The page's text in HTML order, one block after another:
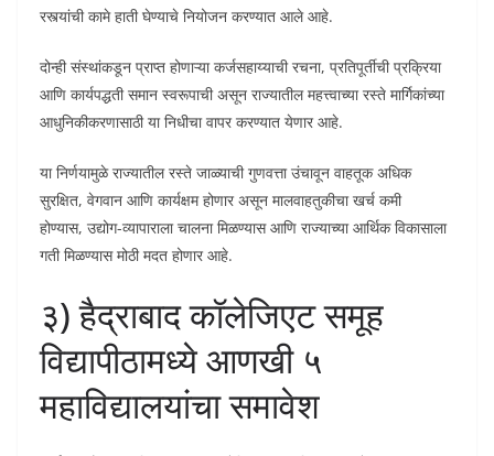
रस्त्यांची कामे हाती घेण्याचे नियोजन करण्यात आले आहे.
दोन्ही संस्थांकडून प्राप्त होणाऱ्या कर्जसहाय्याची रचना, प्रतिपूर्तीची प्रक्रिया
आणि कार्यपद्धती समान स्वरूपाची असून राज्यातील महत्त्वाच्या रस्ते मार्गिकांच्या
आधुनिकीकरणासाठी या निधीचा वापर करण्यात येणार आहे.
या निर्णयामुळे राज्यातील रस्ते जाळ्याची गुणवत्ता उंचावून वाहतूक अधिक
सुरक्षित, वेगवान आणि कार्यक्षम होणार असून मालवाहतुकीचा खर्च कमी
होण्यास, उद्योग-व्यापाराला चालना मिळण्यास आणि राज्याच्या आर्थिक विकासाला
गती मिळण्यास मोठी मदत होणार आहे.
३) हैद्राबाद कॉलेजिएट समूह
विद्यापीठामध्ये आणखी ५
महाविद्यालयांचा समावेश